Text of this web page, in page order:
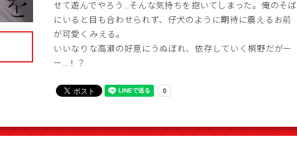
せて遊んでやろう…そんな気持ちを抱いてしまった。俺のそば
にいると目も合わせられず、仔犬のように期待に震えるお前
が可愛くみえる。
いいなりな高瀬の好意にうぬぼれ、依存していく桐野だがー
ー…！？